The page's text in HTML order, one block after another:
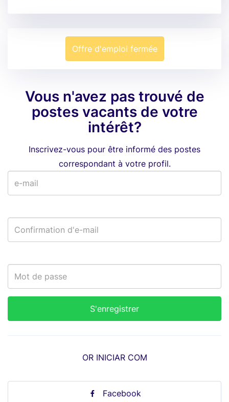
Offre d'emploi fermée
Vous n'avez pas trouvé de
postes vacants de votre
intérêt?
Inscrivez-vous pour être informé des postes
correspondant à votre profil.
OR INICIAR COM
Facebook